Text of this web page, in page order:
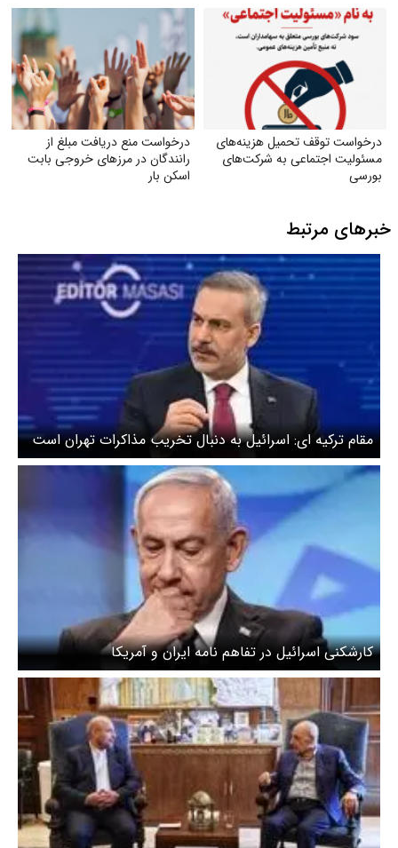
درخواست توقف تحمیل هزینه‌های
مسئولیت اجتماعی به شرکت‌های
بورسی
درخواست منع دریافت مبلغ از
رانندگان در مرزهای خروجی بابت
اسکن بار
خبرهای مرتبط
مقام ترکیه ای: اسرائیل به دنبال تخریب مذاکرات تهران است
کارشکنی اسرائیل در تفاهم نامه ایران و آمریکا